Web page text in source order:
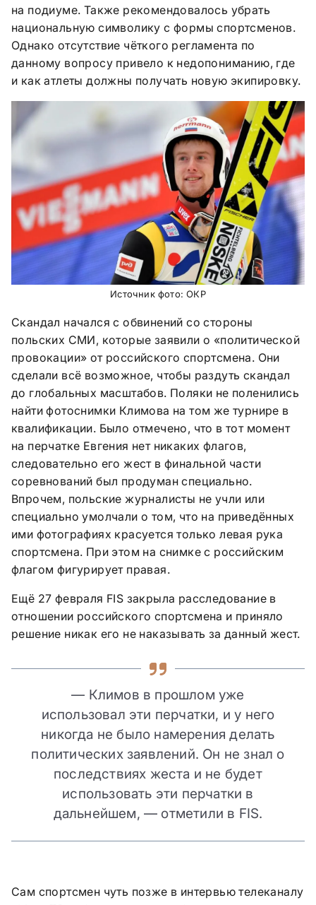
на подиуме. Также рекомендовалось убрать
национальную символику с формы спортсменов.
Однако отсутствие чёткого регламента по
данному вопросу привело к недопониманию, где
и как атлеты должны получать новую экипировку.
Источник фото: ОКР
Скандал начался с обвинений со стороны
польских СМИ, которые заявили о «политической
провокации» от российского спортсмена. Они
сделали всё возможное, чтобы раздуть скандал
до глобальных масштабов. Поляки не поленились
найти фотоснимки Климова на том же турнире в
квалификации. Было отмечено, что в тот момент
на перчатке Евгения нет никаких флагов,
следовательно его жест в финальной части
соревнований был продуман специально.
Впрочем, польские журналисты не учли или
специально умолчали о том, что на приведённых
ими фотографиях красуется только левая рука
спортсмена. При этом на снимке с российским
флагом фигурирует правая.
Ещё 27 февраля FIS закрыла расследование в
отношении российского спортсмена и приняло
решение никак его не наказывать за данный жест.
— Климов в прошлом уже
использовал эти перчатки, и у него
никогда не было намерения делать
политических заявлений. Он не знал о
последствиях жеста и не будет
использовать эти перчатки в
дальнейшем, — отметили в FIS.
Сам спортсмен чуть позже в интервью телеканалу